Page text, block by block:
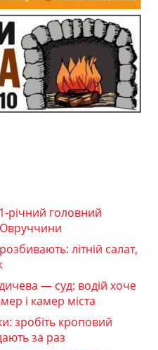
річний головний
Овруччини
літній салат,
— суд: водій хоче
і камер міста
зробіть кроповий
за раз